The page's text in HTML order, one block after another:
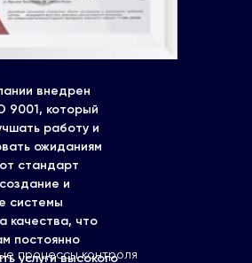
внедрен
9001, который
работу и
ожиданиям
стандарт
и
системы
качества, что
постоянно
услуги высокого
процессы контроля